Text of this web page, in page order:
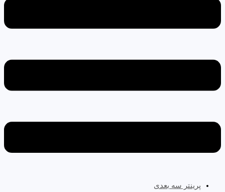
پرینتر سه‌ بعدی